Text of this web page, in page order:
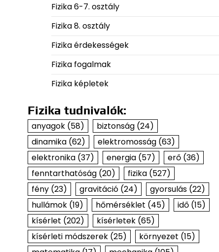
Fizika 6-7. osztály
Fizika 8. osztály
Fizika érdekességek
Fizika fogalmak
Fizika képletek
Fizika tudnivalók:
anyagok(58) biztonság(24)
dinamika(62) elektromosság(63)
elektronika(37) energia(57) erő(36)
fenntarthatóság(20) fizika(527)
fény(23) gravitáció(24) gyorsulás(22)
hullámok(19) hőmérséklet (45) idő(15)
kísérlet (202) kísérletek(65)
kísérleti módszerek(25) környezet (15)